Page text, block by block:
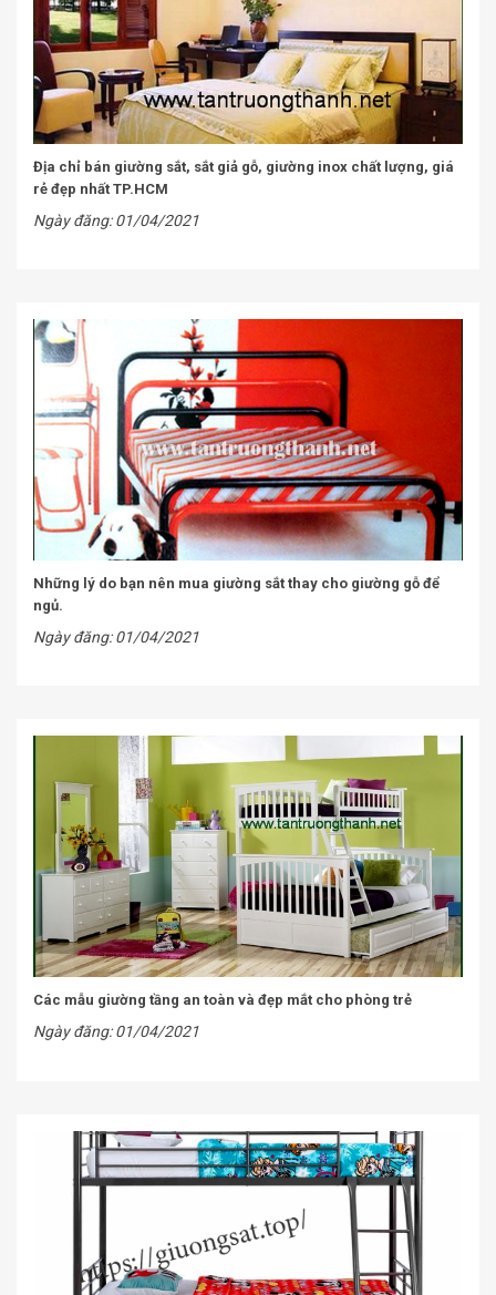
Địa chỉ bán giường sắt, sắt giả gỗ, giường inox chất lượng, giá
rẻ đẹp nhất TP.HCM
Ngày đăng: 01/04/2021
Những lý do bạn nên mua giường sắt thay cho giường gỗ để
ngủ.
Ngày đăng: 01/04/2021
Các mẫu giường tầng an toàn và đẹp mắt cho phòng trẻ
Ngày đăng: 01/04/2021